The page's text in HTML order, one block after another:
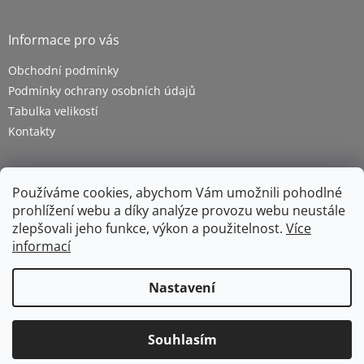
Používáme cookies, abychom Vám umožnili pohodlné
prohlížení webu a díky analýze provozu webu neustále
zlepšovali jeho funkce, výkon a použitelnost. Více
informací
Nastavení
Souhlasím
Informace pro vás
Obchodní podmínky
Podmínky ochrany osobních údajů
Tabulka velikostí
Kontakty
Copyright 2026ZETRA - pracovní oděvy s.r.o.. Všechna
práva vyhrazena.Upravit nastavení cookies